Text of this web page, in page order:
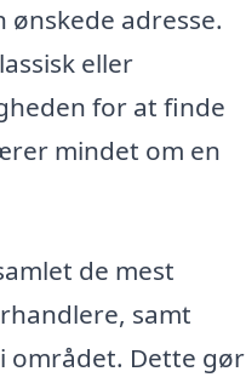
adresse.
eller
for at finde
mindet om en
de mest
samt
området. Dette gør